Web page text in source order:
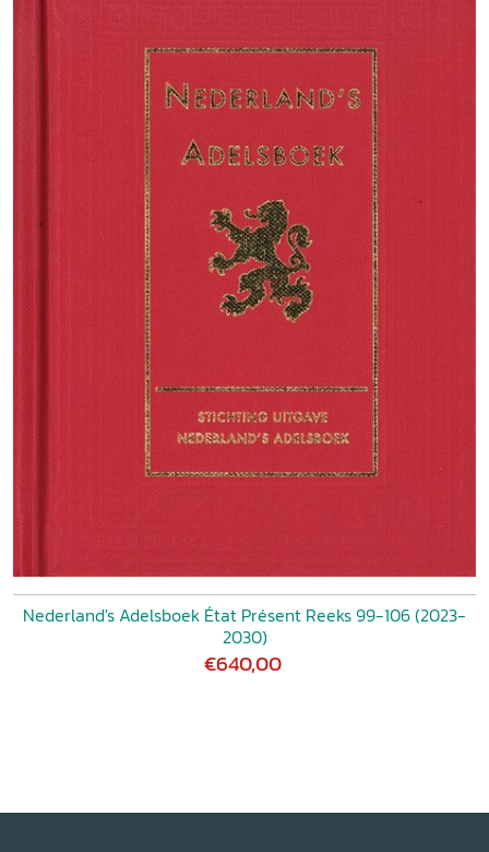
Nederland's Adelsboek État Présent Reeks 99-106 (2023-
2030)
€640,00